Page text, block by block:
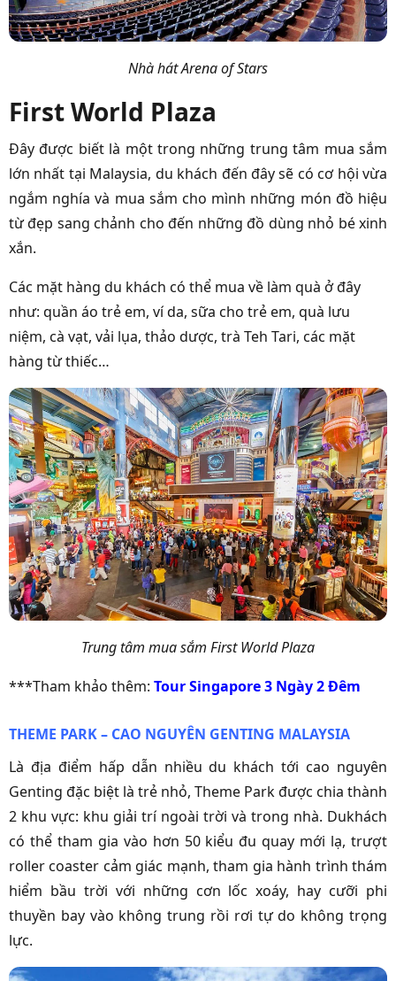
Nhà hát Arena of Stars
First World Plaza
Đây được biết là một trong những trung tâm mua sắm
lớn nhất tại Malaysia, du khách đến đây sẽ có cơ hội vừa
ngắm nghía và mua sắm cho mình những món đồ hiệu
từ đẹp sang chảnh cho đến những đồ dùng nhỏ bé xinh
xắn.
Các mặt hàng du khách có thể mua về làm quà ở đây
như: quần áo trẻ em, ví da, sữa cho trẻ em, quà lưu
niệm, cà vạt, vải lụa, thảo dược, trà Teh Tari, các mặt
hàng từ thiếc…
Trung tâm mua sắm First World Plaza
***Tham khảo thêm: Tour Singapore 3 Ngày 2 Đêm
THEME PARK – CAO NGUYÊN GENTING MALAYSIA
Là địa điểm hấp dẫn nhiều du khách tới cao nguyên
Genting đặc biệt là trẻ nhỏ, Theme Park được chia thành
2 khu vực: khu giải trí ngoài trời và trong nhà. Dukhách
có thể tham gia vào hơn 50 kiểu đu quay mới lạ, trượt
roller coaster cảm giác mạnh, tham gia hành trình thám
hiểm bầu trời với những cơn lốc xoáy, hay cưỡi phi
thuyền bay vào không trung rồi rơi tự do không trọng
lực.